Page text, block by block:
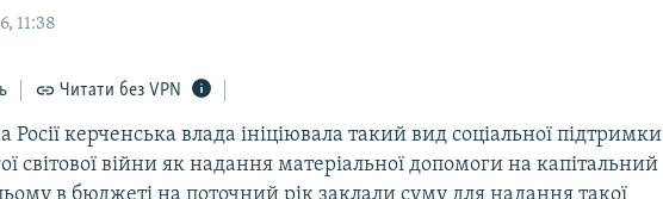
11:38
Читати без VPN
Росії керченська влада ініціювала такий вид соціальної підтримки
світової війни як надання матеріальної допомоги на капітальний